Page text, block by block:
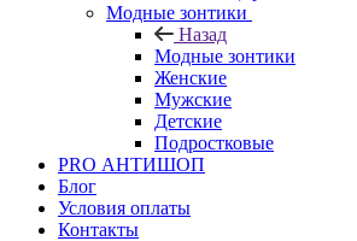
Модные зонтики
Назад
Модные зонтики
Женские
Мужские
Детские
Подростковые
PRO АНТИШОП
Блог
Условия оплаты
Контакты